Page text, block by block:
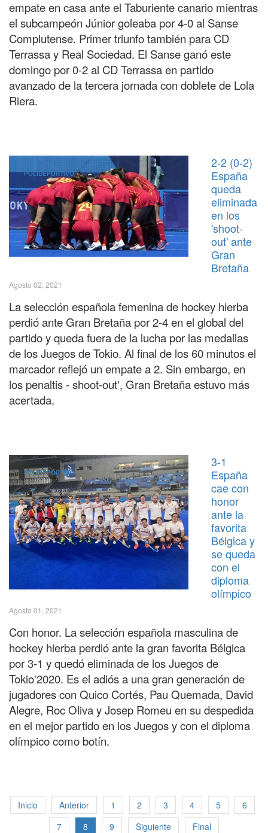
empate en casa ante el Taburiente canario mientras
el subcampeón Júnior goleaba por 4-0 al Sanse
Complutense. Primer triunfo también para CD
Terrassa y Real Sociedad. El Sanse ganó este
domingo por 0-2 al CD Terrassa en partido
avanzado de la tercera jornada con doblete de Lola
Riera.
POLIDEPORTIVO
2-2 (0-2)
España
queda
eliminada
en los
'shoot-
out' ante
Gran
Bretaña
Agosto 02, 2021
La selección española femenina de hockey hierba
perdió ante Gran Bretaña por 2-4 en el global del
partido y queda fuera de la lucha por las medallas
de los Juegos de Tokio. Al final de los 60 minutos el
marcador reflejó un empate a 2. Sin embargo, en
los penaltis - shoot-out', Gran Bretaña estuvo más
acertada.
POLIDEPORTIVO
3-1
España
cae con
honor
ante la
favorita
Bélgica y
se queda
con el
diploma
olímpico
Agosto 01, 2021
Con honor. La selección española masculina de
hockey hierba perdió ante la gran favorita Bélgica
por 3-1 y quedó eliminada de los Juegos de
Tokio'2020. Es el adiós a una gran generación de
jugadores con Quico Cortés, Pau Quemada, David
Alegre, Roc Oliva y Josep Romeu en su despedida
en el mejor partido en los Juegos y con el diploma
olímpico como botín.
Inicio Anterior 1 2 3 4 5
6
7
8 9 Siguiente
Final